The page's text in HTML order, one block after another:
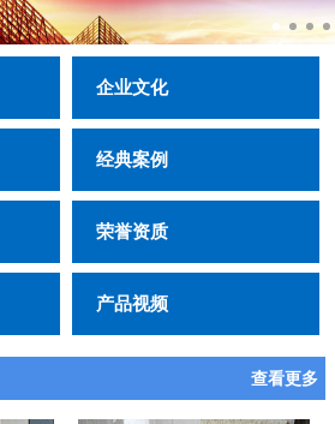
企业文化
经典案例
荣誉资质
产品视频
查看更多